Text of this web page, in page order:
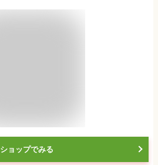
ショップでみる